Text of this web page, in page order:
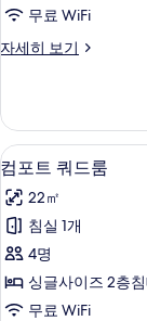
진
모
기
무료 WiFi
자세히 보기
Family
bathroom
자
세
히
보
기
컴
포
트
쿼
드
룸
7
컴포트 쿼드룸
22㎡
침실 1개
4명
싱글사이즈 2층
무료 WiFi